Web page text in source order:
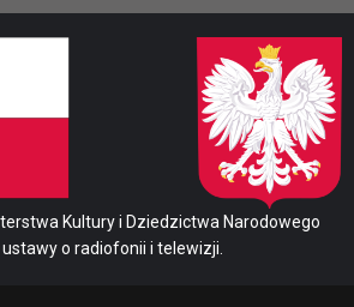
Kultury i Dziedzictwa Narodowego
o radiofonii i telewizji.